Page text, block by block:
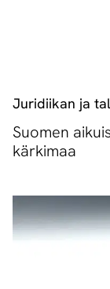
Juridiikan ja
Suomen
kärkimaa